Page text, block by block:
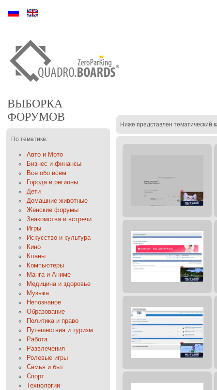
Ру En
ВЫБОРКА
ФОРУМОВ
По тематике:
Авто и Мото
Бизнес и финансы
Все обо всем
Города и регионы
Дети
Домашние животные
Женские форумы
Знакомства и встречи
Игры
Искусство и культура
Кино
Кланы
Компьютеры
Манга и Аниме
Медицина и здоровье
Музыка
Непознаное
Образование
Политика и право
Путешествия и туризм
Работа
Развлечения
Ролевые игры
Семья и быт
Спорт
Технологии
Ниже представлен тематический